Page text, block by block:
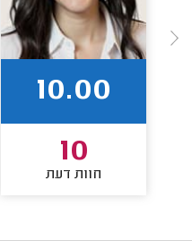
10.00
10
חוות דעת